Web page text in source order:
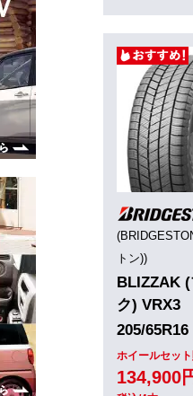
トン))
BLIZZAK (
ク) VRX3
205/65R16
ホイールセッ
134,900